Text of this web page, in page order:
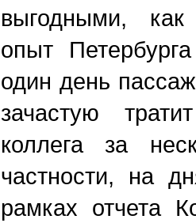
выгодными,
опыт
один день
зачастую
коллега за
частности, на
рамках отчета